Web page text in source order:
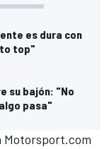
es dura con
top"
su bajón: "No
pasa"
Motorsport.com